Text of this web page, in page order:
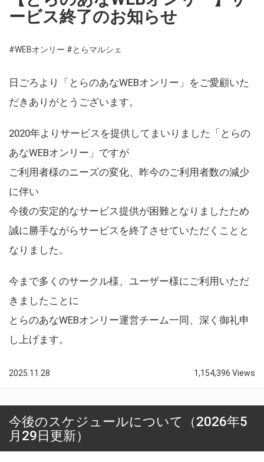
ービス終了のお知らせ
#WEBオンリー #とらマルシェ
日ごろより「とらのあなWEBオンリー」をご愛顧いた
だきありがとうございます。
2020年よりサービスを提供してまいりました「とらの
あなWEBオンリー」ですが
ご利用者様のニーズの変化、昨今のご利用者数の減少
に伴い
今後の安定的なサービス提供が困難となりましたため
誠に勝手ながらサービスを終了させていただくことと
なりました。
今まで多くのサークル様、ユーザー様にご利用いただ
きましたことに
とらのあなWEBオンリー運営チーム一同、深く御礼申
し上げます。
2025.11.28 1,154,396 Views
今後のスケジュールについて（2026年5
月29日更新）